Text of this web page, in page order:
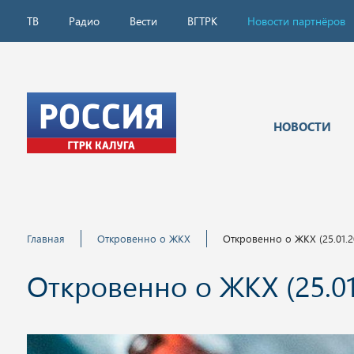
ТВ Радио Вести ВГТРК Новости партнёров
НОВОСТИ
Главная Откровенно о ЖКХ Откровенно о ЖКХ
Откровенно о ЖКХ